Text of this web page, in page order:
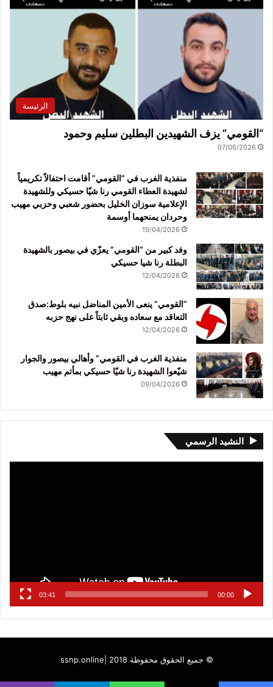
الرئيسة
“القومي” يزف الشهيدين البطلين سليم وحمود
07/06/2026
منفذية الغرب في “القومي” أقامت احتفالاً تكريمياً
لشهيدة العطاء القومي رنا شيّا حسيكي وللشهيدة
الإعلامية سوزان الخليل بحضور شعبي وحزبي مهيب
وحردان يمنحهما أوسمة
19/04/2026
وفد كبير من “القومي” يعزّي في بيصور بالشهيدة
البطلة رنا شيا حسيكي
12/04/2026
“القومي” ينعى الأمين المناضل نبيه بلوط:صدق
التعاقد مع سعاده وبقي ثابتاً على نهج حزبه
12/04/2026
منفذية الغرب في القومي” وأهالي بيصور والجوار
شيّعوا الشهيدة رنا شيّا حسيكي بمأتم مهيب
09/04/2026
النشيد الرسمي
00:00
03:41
© جميع الحقوق محفوظة 2018 | ssnp.online